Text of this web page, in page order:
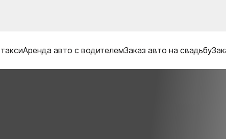
Аренда авто с водителемЗаказ авто на свадьбу